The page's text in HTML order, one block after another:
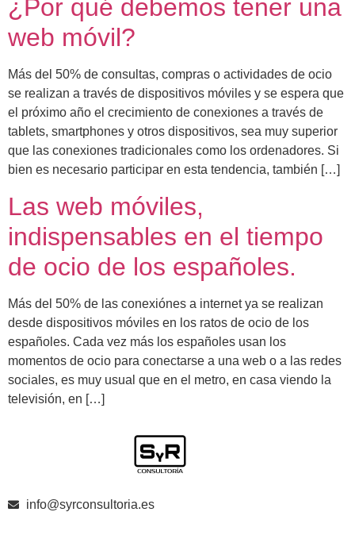
¿Por qué debemos tener una
web móvil?
Más del 50% de consultas, compras o actividades de ocio
se realizan a través de dispositivos móviles y se espera que
el próximo año el crecimiento de conexiones a través de
tablets, smartphones y otros dispositivos, sea muy superior
que las conexiones tradicionales como los ordenadores. Si
bien es necesario participar en esta tendencia, también […]
Las web móviles,
indispensables en el tiempo
de ocio de los españoles.
Más del 50% de las conexiónes a internet ya se realizan
desde dispositivos móviles en los ratos de ocio de los
españoles. Cada vez más los españoles usan los
momentos de ocio para conectarse a una web o a las redes
sociales, es muy usual que en el metro, en casa viendo la
televisión, en […]
info@syrconsultoria.es